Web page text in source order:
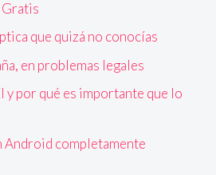
Gratis
que quizá no conocías
en problemas legales
y por qué es importante que lo
Android completamente